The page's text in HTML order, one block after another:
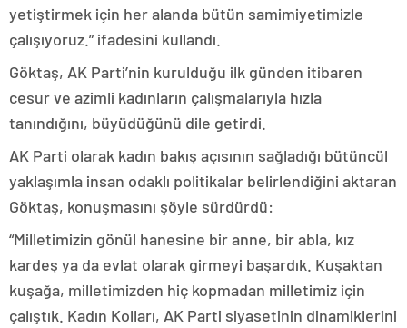
yetiştirmek için her alanda bütün samimiyetimizle
çalışıyoruz.” ifadesini kullandı.
Göktaş, AK Parti’nin kurulduğu ilk günden itibaren
cesur ve azimli kadınların çalışmalarıyla hızla
tanındığını, büyüdüğünü dile getirdi.
AK Parti olarak kadın bakış açısının sağladığı bütüncül
yaklaşımla insan odaklı politikalar belirlendiğini aktaran
Göktaş, konuşmasını şöyle sürdürdü:
“Milletimizin gönül hanesine bir anne, bir abla, kız
kardeş ya da evlat olarak girmeyi başardık. Kuşaktan
kuşağa, milletimizden hiç kopmadan milletimiz için
çalıştık. Kadın Kolları, AK Parti siyasetinin dinamiklerini